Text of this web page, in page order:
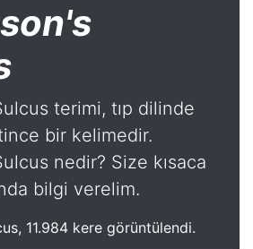
terimi, tıp dilinde
bir kelimedir.
nedir? Size kısaca
bilgi verelim.
11.984 kere görüntülendi.